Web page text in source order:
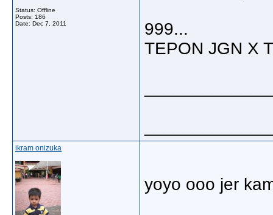
Status: Offline
Posts: 186
Date: Dec 7, 2011
999...
TEPON JGN X
ikram onizuka
yoyo ooo jer